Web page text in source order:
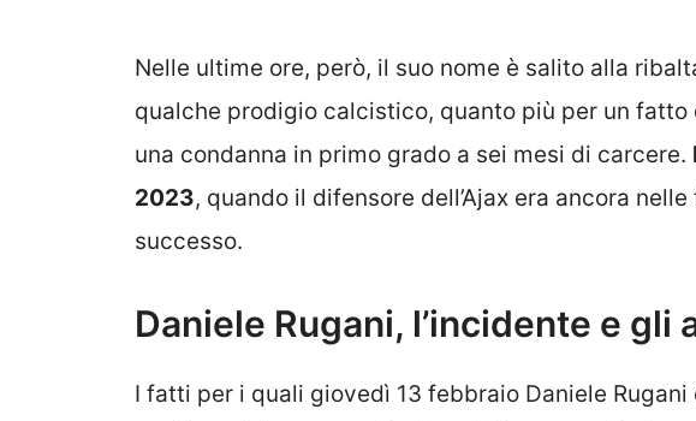
Nelle ultime ore, però, il suo nome è salito alla
qualche prodigio calcistico, quanto più per un
una condanna in primo grado a sei mesi di carcere.
2023, quando il difensore dell’Ajax era ancora
successo.
Daniele Rugani, l’incidente e gli
I fatti per i quali giovedì 13 febbraio Daniele